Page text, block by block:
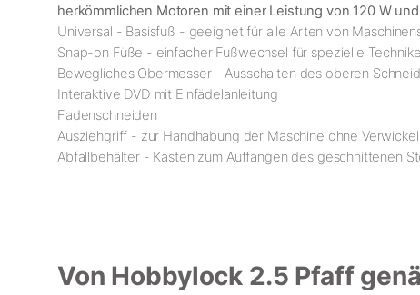
herkömmlichen Motoren mit einer Leistung von 120 W
Universal - Basisfuß - geeignet für alle Arten von
Snap-on Füße - einfacher Fußwechsel für spezielle
Bewegliches Obermesser - Ausschalten des oberen
Interaktive DVD mit Einfädelanleitung
Fadenschneiden
Ausziehgriff - zur Handhabung der Maschine ohne
Abfallbehälter - Kasten zum Auffangen des geschnittenen
Von Hobbylock 2.5 Pfaff